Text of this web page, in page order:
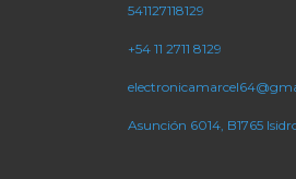
541127118129
+54 11 2711 8129
Asunción 6014, B1765